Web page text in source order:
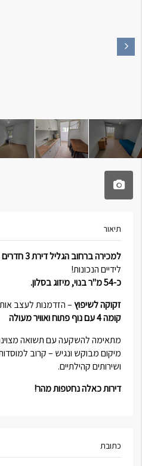
תיאור
למכירה ברחוב הגליל דירת 3 חדרים
לידיים הנכונות!
כ-54 מ"ר בנוי, מיזוג בסלון.
זקוקה לשיפוץ– הזדמנות לעצב
קומה 4 עם נוף פתוח ואוויר מעולה
מתאימה להשקעה עם תשואה
מיקום מבוקש ונגיש – קרוב
ושירותים קהילתיים.
דירות כאלה נחטפות מהר!
כתובת